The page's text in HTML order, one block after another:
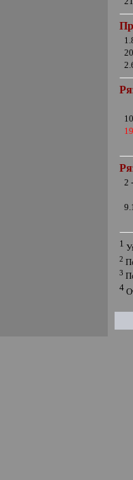
2
1
2
3
4